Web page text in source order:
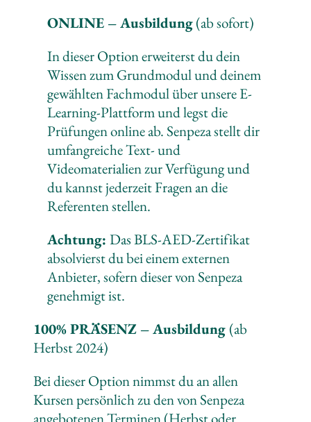
ONLINE – Ausbildung(ab sofort)
In dieser Option erweiterst du dein
Wissen zum Grundmodul und deinem
gewählten Fachmodul über unsere E-
Learning-Plattform und legst die
Prüfungen online ab. Senpeza stellt dir
umfangreiche Text- und
Videomaterialien zur Verfügung und
du kannst jederzeit Fragen an die
Referenten stellen.
Achtung: Das BLS-AED-Zertifikat
absolvierst du bei einem externen
Anbieter, sofern dieser von Senpeza
genehmigt ist.
100% PRÄSENZ – Ausbildung(ab
Herbst 2024)
Bei dieser Option nimmst du an allen
Kursen persönlich zu den von Senpeza
angebotenen Terminen (Herbst oder